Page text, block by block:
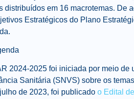
distribuídos em 16 macrotemas. De
Estratégicos do Plano
.
2024-2025 foi iniciada por meio
Sanitária (SNVS) sobre os
de 2023, foi publicado o Edital